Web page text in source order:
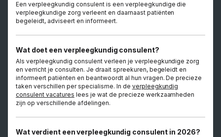
Een verpleegkundig consulent is een verpleegkundige die
verpleegkundige zorg verleent en daarnaast patiënten
begeleidt, adviseert en informeert.
Wat doet een verpleegkundig consulent?
Als verpleegkundig consulent verleen je verpleegkundige zorg
en verricht je consulten. Je draait spreekuren, begeleidt en
informeert patiënten en beantwoordt al hun vragen. De precieze
taken verschillen per specialisme. In de verpleegkundig
consulent vacatures lees je wat de precieze werkzaamheden
zijn op verschillende afdelingen.
Wat verdient een verpleegkundig consulent in 2026?